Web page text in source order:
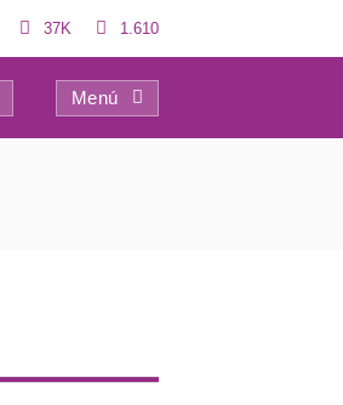
37K 1.610
Menú